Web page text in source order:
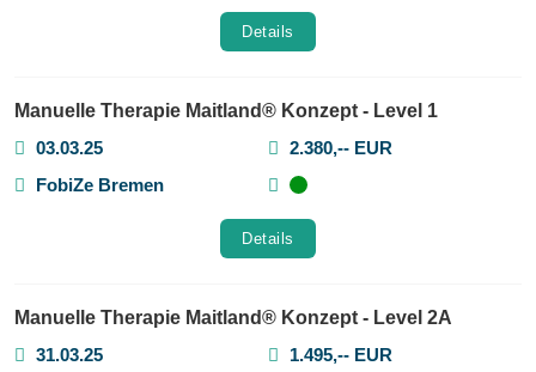
Details
Manuelle Therapie Maitland® Konzept - Level 1
03.03.25
2.380,-- EUR
FobiZe Bremen
Details
Manuelle Therapie Maitland® Konzept - Level 2A
31.03.25
1.495,-- EUR